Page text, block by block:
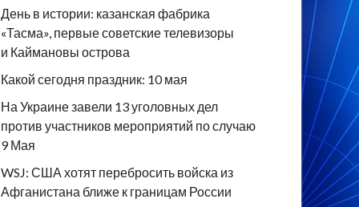
День в истории: казанская фабрика
«Тасма», первые советские телевизоры
и Каймановы острова
Какой сегодня праздник: 10 мая
На Украине завели 13 уголовных дел
против участников мероприятий по случаю
9 Мая
WSJ: США хотят перебросить войска из
Афганистана ближе к границам России